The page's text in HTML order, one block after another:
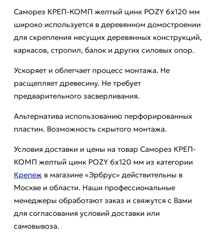
Саморез КРЕП-КОМП желтый цинк POZY 6х120 мм
широко используется в деревянном домостроении
для скрепления несущих деревянных конструкций,
каркасов, стропил, балок и других силовых опор.
Ускоряет и облегчает процесс монтажа. Не
расщепляет древесину. Не требует
предварительного засверливания.
Альтернатива использованию перфорированных
пластин. Возможность скрытого монтажа.
Условия доставки и цены на товар Саморез КРЕП-
КОМП желтый цинк POZY 6х120 мм из категории
Крепеж в магазине «Эрбрус» действительны в
Москве и области. Наши профессиональные
менеджеры обработают заказ и свяжутся с Вами
для согласования условий доставки или
самовывоза.